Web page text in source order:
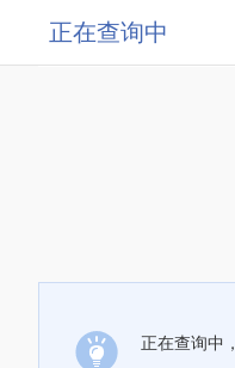
正在查询中
正在查询中